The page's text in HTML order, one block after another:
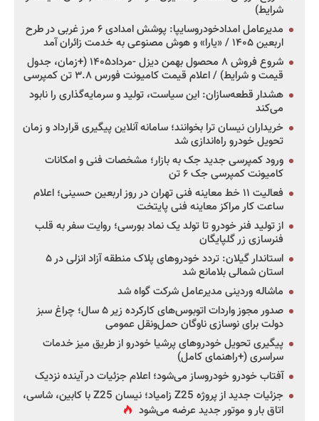
شرایط)
مدیرعامل امدادخودروسایپا: پوشش امدادی ۶ مرز غربی در طرح
اربعین ۱۴۰۵ / «یارا» و هوش مصنوعی به خدمت زائران آمد
شروع فروش ۸ محصول بهمن دیزل -مرداد۱۴۰۵ (+زمان، جدول
قیمت و شرایط) / اعلام قیمت کامیونت فورس ۳.۸ تن کمپرسی
هشدار قطعه‌سازان: این سیاست، تولید و سرمایه‌گذاری را نابود
می‌کند
خریداران نیسان ترا بخوانند؛ سامانه آنلاین پیگیری قرارداد و زمان
تحویل خودرو راه‌اندازی شد
ورود کمپرسی جدید جک به بازار؛ مشخصات فنی و امکانات
کامیونت کمپرسی جک ۶ تن
فعالیت ۱۱ خط معاینه فنی تهران در روز اربعین حسینی؛ اعلام
ساعت کار مراکز معاینه فنی پایتخت
از تولید فنر خودرو تا تولد یک نماد بورسی؛ روایت سفر به قلب
فنرسازی زر گلپایگان
استاندار گیلان: تردد خودروهای پلاک منطقه آزاد انزلی در ۵
استان شمالی بلامانع شد
ماشاله وردینی مدیرعامل شرکت گواه شد
صدور مجوز واردات اتوبوس‌های کارکرده زیر ۵ سال؛ چراغ سبز
دولت برای نوسازی ناوگان حمل‌ونقل عمومی
پیگیری تحویل خودروهای پرشیا خودرو از طریق میز خدمات
سراسری (+راهنمای کامل)
آفتاب خودرو خودروساز می‌شود؛ اعلام جزئیات در آینده نزدیک
جزئیات جدید از پروژه Z25 زامیاد؛ نیسان Z25 با کابین، شاسی،
اتاق بار و موتور جدید عرضه می‌شود